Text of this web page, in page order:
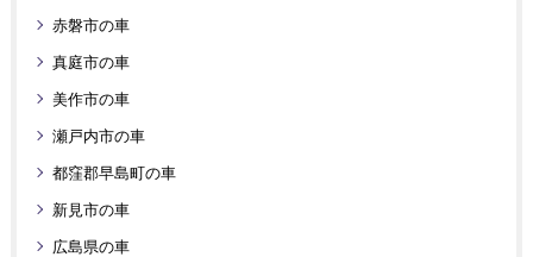
赤磐市の車
真庭市の車
美作市の車
瀬戸内市の車
都窪郡早島町の車
新見市の車
広島県の車